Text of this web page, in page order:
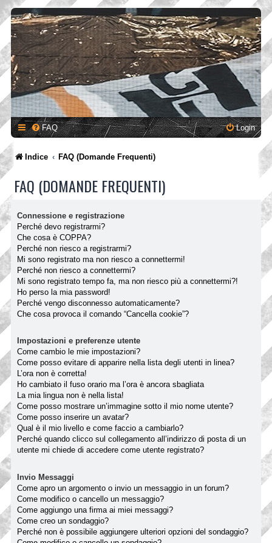
FAQ Login
Indice FAQ (Domande Frequenti)
FAQ (DOMANDE FREQUENTI)
Connessione e registrazione
Perché devo registrarmi?
Che cosa è COPPA?
Perché non riesco a registrarmi?
Mi sono registrato ma non riesco a connettermi!
Perché non riesco a connettermi?
Mi sono registrato tempo fa, ma non riesco più a connettermi?!
Ho perso la mia password!
Perché vengo disconnesso automaticamente?
Che cosa provoca il comando “Cancella cookie”?
Impostazioni e preferenze utente
Come cambio le mie impostazioni?
Come posso evitare di apparire nella lista degli utenti in linea?
L’ora non è corretta!
Ho cambiato il fuso orario ma l’ora è ancora sbagliata
La mia lingua non è nella lista!
Come posso mostrare un’immagine sotto il mio nome utente?
Come posso inserire un avatar?
Qual è il mio livello e come faccio a cambiarlo?
Perché quando clicco sul collegamento all’indirizzo di posta di un
utente mi chiede di accedere come utente registrato?
Invio Messaggi
Come apro un argomento o invio un messaggio in un forum?
Come modifico o cancello un messaggio?
Come aggiungo una firma ai miei messaggi?
Come creo un sondaggio?
Perché non è possibile aggiungere ulteriori opzioni del sondaggio?